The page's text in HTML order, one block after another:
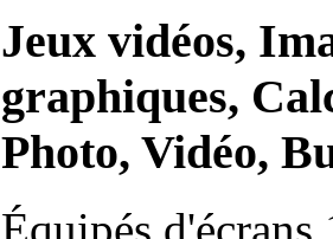
Jeux vidéos,
graphiques,
Photo, Vidéo,
Équipés